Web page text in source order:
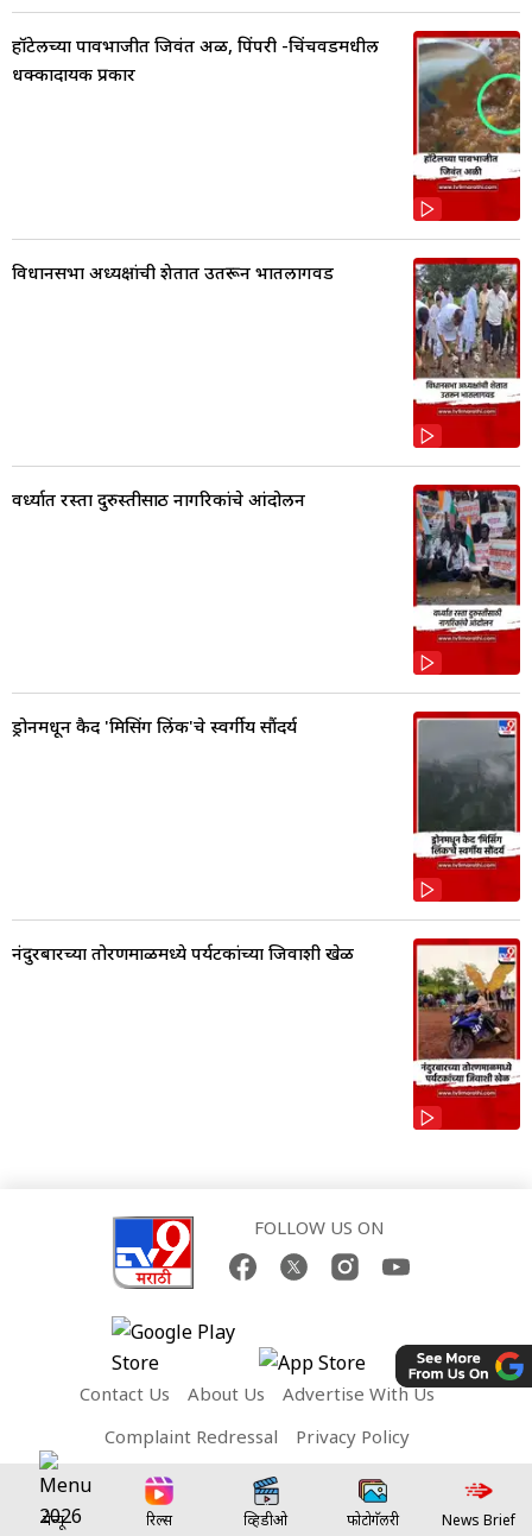
हॉटेलच्या पावभाजीत जिवंत अळी, पिंपरी -चिंचवडमधील
धक्कादायक प्रकार
विधानसभा अध्यक्षांची शेतात उतरून भातलागवड
वर्ध्यात रस्ता दुरुस्तीसाठी नागरिकांचे आंदोलन
ड्रोनमधून कैद 'मिसिंग लिंक'चे स्वर्गीय सौंदर्य
नंदुरबारच्या तोरणमाळमध्ये पर्यटकांच्या जिवाशी खेळ
FOLLOW US ON
Contact Us About Us
Advertise With Us
Complaint Redressal
Privacy Policy
Terms and Conditions
मेन्यू रिल्स व्हिडीओ फोटोगॅलरी News Brief